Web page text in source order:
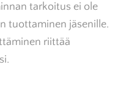
tarkoitus ei ole
tuottaminen jäsenille.
riittää